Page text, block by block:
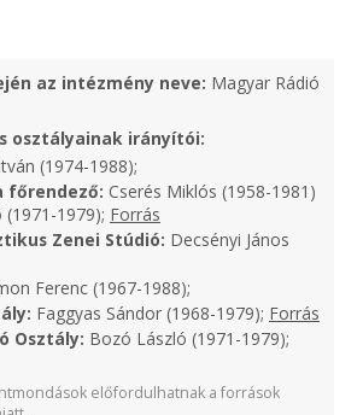
az intézmény neve: Magyar Rádió
osztályainak irányítói:
(1974-1988);
főrendező: Cserés Miklós (1958-1981)
1979); Forrás
Zenei Stúdió: Decsényi János
Ferenc (1967-1988);
Faggyas Sándor (1968-1979); Forrás
Osztály: Bozó László (1971-1979);
előfordulhatnak a források